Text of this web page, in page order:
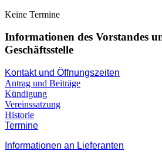
Keine Termine
Informationen des Vorstandes
Geschäftsstelle
Kontakt und Öffnungszeiten
Antrag und Beiträge
Kündigung
Vereinssatzung
Historie
Termine
Informationen an Lieferanten